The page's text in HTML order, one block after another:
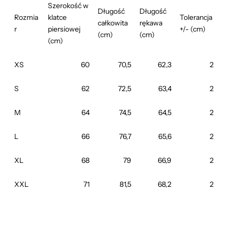
Rozmia
r
Szerokość w
klatce
piersiowej
(cm)
Długość
całkowita
(cm)
Długość
rękawa
(cm)
Tolerancja
+/- (cm)
XS 60 70,5 62,3 2
S 62 72,5 63,4 2
M 64 74,5 64,5 2
L 66 76,7 65,6 2
XL 68 79 66,9 2
XXL 71 81,5 68,2 2